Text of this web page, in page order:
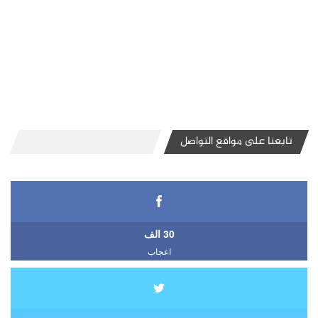
تابعنا على مواقع التواصل
30 الف
اعجاب